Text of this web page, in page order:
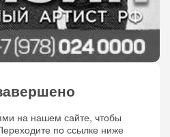
на нашем сайте, чтобы
по ссылке ниже